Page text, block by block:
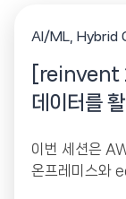
AI/ML Hybrid
[reinvent
데이터를
이번 세션은
온프레미스와